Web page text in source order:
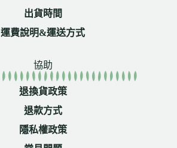
出貨時間
運費說明&運送方式
協助
退換貨政策
退款方式
隱私權政策